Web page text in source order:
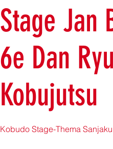
Stage Jan
6e Dan
Kobujutsu
Kobudo Stage-Thema